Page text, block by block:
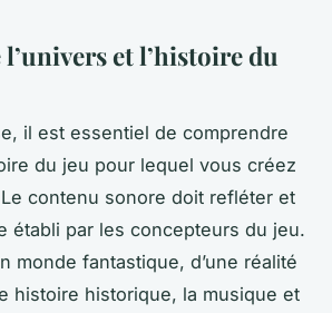
et l’histoire du
il est essentiel de comprendre
du jeu pour lequel vous créez
contenu sonore doit refléter et
établi par les concepteurs du jeu.
monde fantastique, d’une réalité
histoire historique, la musique et